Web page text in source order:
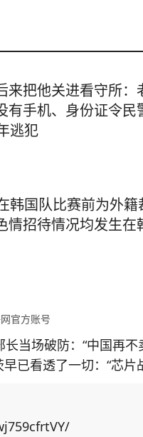
来把他关进看守所：
手机、身份证令民
逃犯
韩国队比赛前为外籍
情招待情况均发生在
官方账号
当场破防：“中国再
已看透了一切：“芯
！ 美国以中国留学生为筹码，施压中